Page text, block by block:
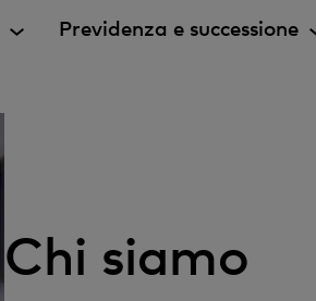
Previdenza e successione
Chi siamo